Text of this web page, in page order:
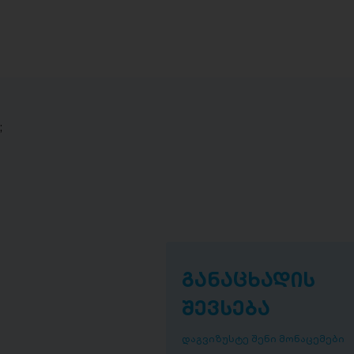
;
განაცხადის
შევსება
დაგვიზუსტე შენი მონაცემები